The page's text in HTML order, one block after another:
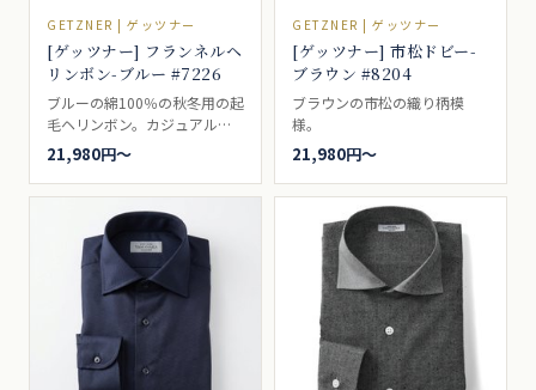
GETZNER | ゲッツナー
[ゲッツナー] フランネルヘ
リンボン-ブルー #7226
ブルーの綿100％の秋冬用の起
毛ヘリンボン。カジュアルシ
ャツ向き。
21,980円〜
GETZNER | ゲッツナー
[ゲッツナー] 市松ドビー-
ブラウン #8204
ブラウンの市松の織り柄模
様。
21,980円〜